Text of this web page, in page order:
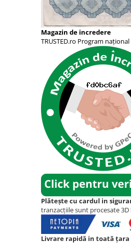
Magazin de incredere
TRUSTED.ro Program
Plătește cu cardul in
tranzacțiile sunt procesate 3D
Livrare rapidă in toată țara